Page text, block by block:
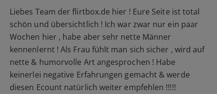
Liebes Team der flirtbox.de hier ! Eure Seite ist total
schön und übersichtlich ! Ich war zwar nur ein paar
Wochen hier , habe aber sehr nette Männer
kennenlernt ! Als Frau fühlt man sich sicher , wird auf
nette & humorvolle Art angesprochen ! Habe
keinerlei negative Erfahrungen gemacht & werde
diesen Ecount natürlich weiter empfehlen !!!!!